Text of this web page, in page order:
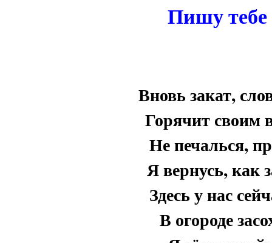
Пишу тебе
Вновь закат,
Горячит своим
Не печалься,
Я вернусь, как
Здесь у нас
В огороде